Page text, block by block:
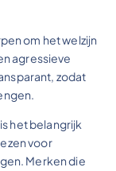
om het welzijn
agressieve
zodat
het belangrijk
voor
Merken die